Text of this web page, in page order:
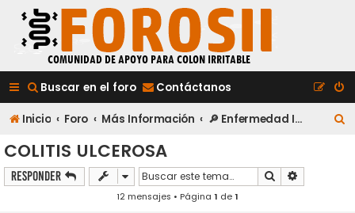
Buscar en el foro Contáctanos
Inicio Foro Más Información 🔎 Enfermedad Inflamatoria Intestinal (EII)
COLITIS ULCEROSA
Responder Buscar
12 mensajes • Página 1 de1